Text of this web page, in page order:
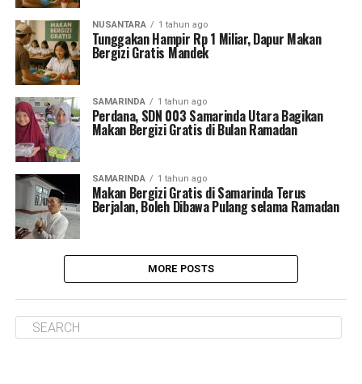
NUSANTARA 1 tahun ago
Tunggakan Hampir Rp 1 Miliar, Dapur Makan
Bergizi Gratis Mandek
SAMARINDA 1 tahun ago
Perdana, SDN 003 Samarinda Utara Bagikan
Makan Bergizi Gratis di Bulan Ramadan
SAMARINDA 1 tahun ago
Makan Bergizi Gratis di Samarinda Terus
Berjalan, Boleh Dibawa Pulang selama Ramadan
MORE POSTS